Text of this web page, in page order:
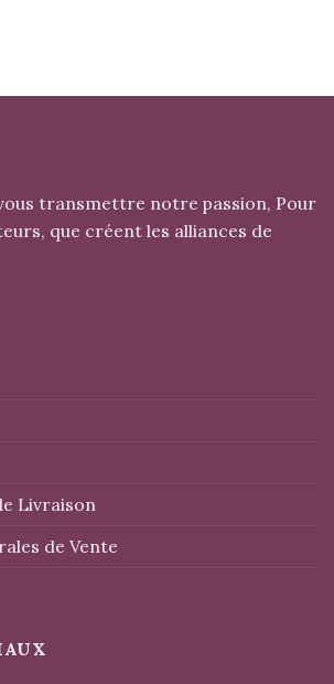
transmettre notre passion, Pour
que créent les alliances de
Livraison
de Vente